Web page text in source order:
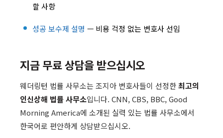
할 사항
성공 보수제 설명 — 비용 걱정 없는 변호사 선임
지금 무료 상담을 받으십시오
웨더링턴 법률 사무소는 조지아 변호사들이 선정한최고의
인신상해 법률 사무소입니다. CNN, CBS, BBC, Good
Morning America에 소개된 실력 있는 법률 사무소에서
한국어로 편안하게 상담받으십시오.